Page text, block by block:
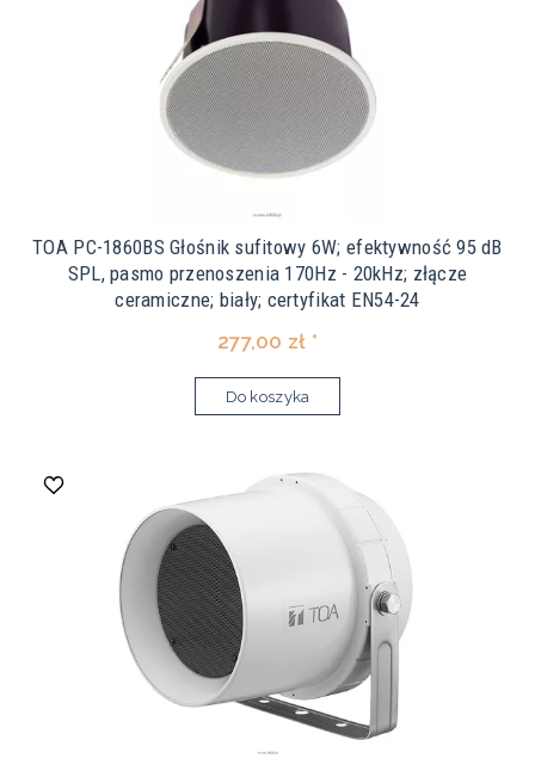
TOA PC-1860BS Głośnik sufitowy 6W; efektywność 95 dB
SPL, pasmo przenoszenia 170Hz - 20kHz; złącze
ceramiczne; biały; certyfikat EN54-24
277,00 zł *
Do koszyka